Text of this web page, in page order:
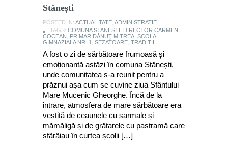
Stănești
POSTED IN: ACTUALITATE ADMINISTRATIE
TAGS: COMUNA STANESTI
DIRECTOR CARMEN
COCEAN
PRIMAR DĂNUŢ MITREA SCOLA
GIMNAZIALA NR. 1
SEZATOARE TRADITII
A fost o zi de sărbătoare frumoasă și
emoționantă astăzi în comuna Stănești,
unde comunitatea s-a reunit pentru a
prăznui așa cum se cuvine ziua Sfântului
Mare Mucenic Gheorghe. Încă de la
intrare, atmosfera de mare sărbătoare era
vestită de ceaunele cu sarmale și
mămăligă și de grătarele cu pastramă care
sfârâiau în curtea școlii […]